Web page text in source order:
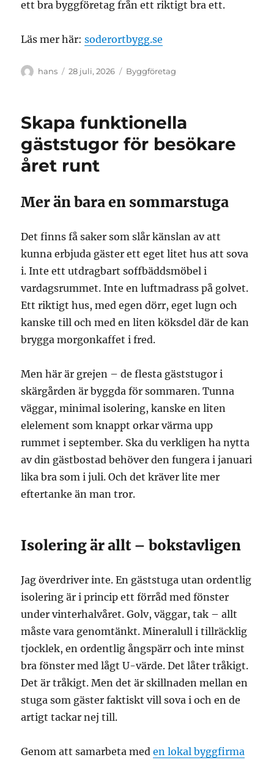
ett bra byggföretag från ett riktigt bra ett.
Läs mer här:soderortbygg.se
Författare
hans
Publicerat
28 juli, 2026 Kategorier
Byggföretag
Skapa funktionella
gäststugor för besökare
året runt
Mer än bara en sommarstuga
Det finns få saker som slår känslan av att
kunna erbjuda gäster ett eget litet hus att sova
i. Inte ett utdragbart soffbäddsmöbel i
vardagsrummet. Inte en luftmadrass på golvet.
Ett riktigt hus, med egen dörr, eget lugn och
kanske till och med en liten köksdel där de kan
brygga morgonkaffet i fred.
Men här är grejen – de flesta gäststugor i
skärgården är byggda för sommaren. Tunna
väggar, minimal isolering, kanske en liten
elelement som knappt orkar värma upp
rummet i september. Ska du verkligen ha nytta
av din gästbostad behöver den fungera i januari
lika bra som i juli. Och det kräver lite mer
eftertanke än man tror.
Isolering är allt – bokstavligen
Jag överdriver inte. En gäststuga utan ordentlig
isolering är i princip ett förråd med fönster
under vinterhalvåret. Golv, väggar, tak – allt
måste vara genomtänkt. Mineralull i tillräcklig
tjocklek, en ordentlig ångspärr och inte minst
bra fönster med lågt U-värde. Det låter tråkigt.
Det är tråkigt. Men det är skillnaden mellan en
stuga som gäster faktiskt vill sova i och en de
artigt tackar nej till.
Genom att samarbeta meden lokal byggfirma